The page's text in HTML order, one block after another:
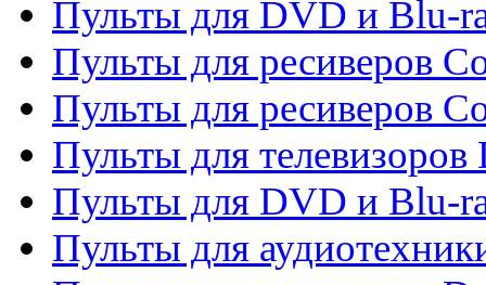
Пульты для DVD и Blu-
Пульты для ресиверов
Пульты для ресиверов
Пульты для телевизоров
Пульты для DVD и Blu-
Пульты для